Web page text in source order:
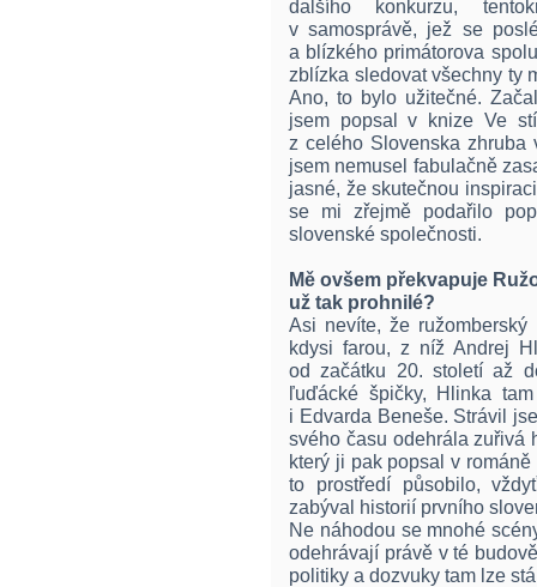
dalšího konkurzu,
v samosprávě, jež se
a blízkého primátorova
zblízka sledovat všechny ty
Ano, to bylo užitečné.
jsem popsal v knize Ve
z celého Slovenska
jsem nemusel fabulačně
jasné, že skutečnou
se mi zřejmě podařilo
slovenské společnosti.
Mě ovšem překvapuje
už tak prohnilé?
Asi nevíte, že
kdysi farou, z níž Andrej
od začátku 20. století až
ľuďácké špičky, Hlinka
i Edvarda Beneše. Strávil
svého času odehrála zuřivá
který ji pak popsal v
to prostředí působilo,
zabýval historií prvního
Ne náhodou se mnohé
odehrávají právě v té
politiky a dozvuky tam lze